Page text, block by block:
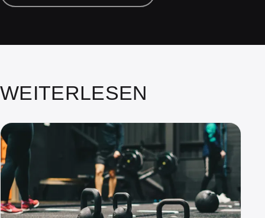
WEITERLESEN